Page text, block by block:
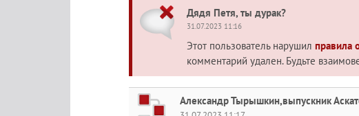
Дядя Петя, ты дурак?
31.07.2023 11:16
Этот пользователь нарушил правила
комментарий удален. Будьте
Александр Тырышкин,выпускник